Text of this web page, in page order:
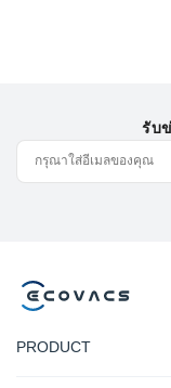
รับ
PRODUCT